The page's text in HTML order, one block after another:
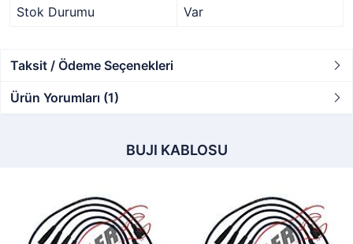
Stok Durumu
Var
Taksit / Ödeme Seçenekleri
Ürün Yorumları (1)
BUJI KABLOSU